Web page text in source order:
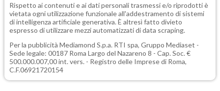
Rispetto ai contenuti e ai dati personali trasmessi e/o riprodotti è
vietata ogni utilizzazione funzionale all'addestramento di sistemi
di intelligenza artificiale generativa. È altresì fatto divieto
espresso di utilizzare mezzi automatizzati di data scraping.
Per la pubblicità Mediamond S.p.a. RTI spa, Gruppo Mediaset -
Sede legale: 00187 Roma Largo del Nazareno 8 - Cap. Soc. €
500.000.007,00 int. vers. - Registro delle Imprese di Roma,
C.F.06921720154